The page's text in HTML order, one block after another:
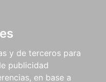
y de terceros para
publicidad
en base a